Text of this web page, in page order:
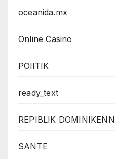
oceanida.mx
Online Casino
POlITIK
ready_text
REPIBLIK DOMINIKENN
SANTE